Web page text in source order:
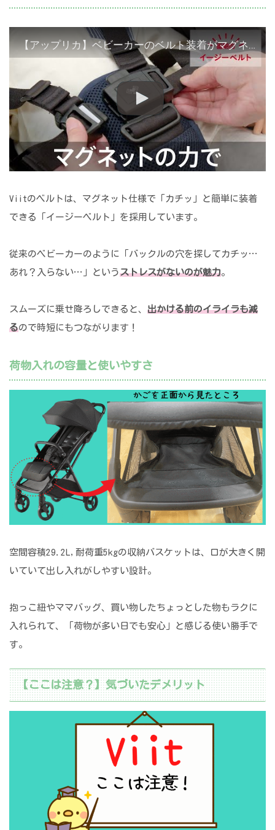
【アップリカ】ベビーカーのベルト装着がマグネットでカンタン・スピーディー「イージーベルト」
Viitのベルトは、マグネット仕様で「カチッ」と簡単に装着
できる「イージーベルト」を採用しています。
従来のベビーカーのように「バックルの穴を探してカチッ…
あれ？入らない…」というストレスがないのが魅力。
スムーズに乗せ降ろしできると、 出かける前のイライラも減
るので時短にもつながります！
荷物入れの容量と使いやすさ
空間容積29.2L,耐荷重5kgの収納バスケットは、口が大きく開
いていて出し入れがしやすい設計。
抱っこ紐やママバッグ、買い物したちょっとした物もラクに
入れられて、「荷物が多い日でも安心」と感じる使い勝手で
す。
【ここは注意？】気づいたデメリット